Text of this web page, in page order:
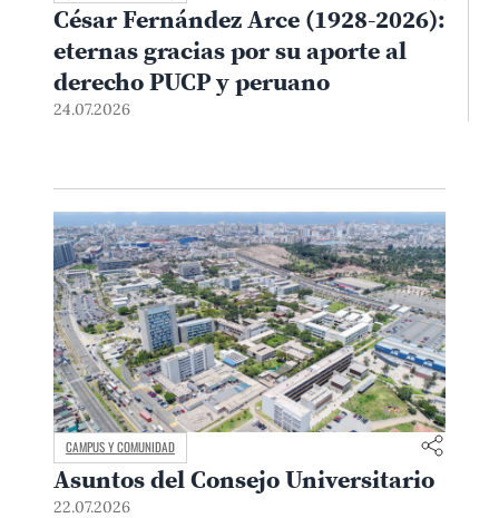
César Fernández Arce (1928-2026):
eternas gracias por su aporte al
derecho PUCP y peruano
24.07.2026
CAMPUS Y COMUNIDAD
Asuntos del Consejo Universitario
22.07.2026